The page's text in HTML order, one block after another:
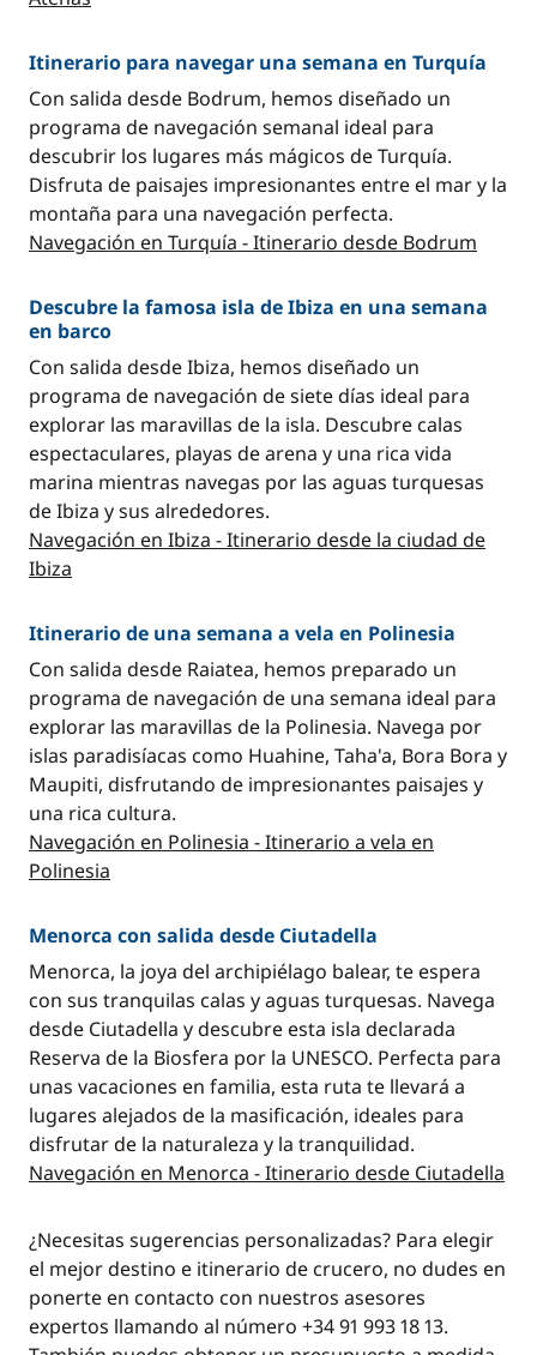
Itinerario para navegar una semana en Turquía
Con salida desde Bodrum, hemos diseñado un
programa de navegación semanal ideal para
descubrir los lugares más mágicos de Turquía.
Disfruta de paisajes impresionantes entre el mar y la
montaña para una navegación perfecta.
Navegación en Turquía - Itinerario desde Bodrum
Descubre la famosa isla de Ibiza en una semana
en barco
Con salida desde Ibiza, hemos diseñado un
programa de navegación de siete días ideal para
explorar las maravillas de la isla. Descubre calas
espectaculares, playas de arena y una rica vida
marina mientras navegas por las aguas turquesas
de Ibiza y sus alrededores.
Navegación en Ibiza - Itinerario desde la ciudad de
Ibiza
Itinerario de una semana a vela en Polinesia
Con salida desde Raiatea, hemos preparado un
programa de navegación de una semana ideal para
explorar las maravillas de la Polinesia. Navega por
islas paradisíacas como Huahine, Taha'a, Bora Bora y
Maupiti, disfrutando de impresionantes paisajes y
una rica cultura.
Navegación en Polinesia - Itinerario a vela en
Polinesia
Menorca con salida desde Ciutadella
Menorca, la joya del archipiélago balear, te espera
con sus tranquilas calas y aguas turquesas. Navega
desde Ciutadella y descubre esta isla declarada
Reserva de la Biosfera por la UNESCO. Perfecta para
unas vacaciones en familia, esta ruta te llevará a
lugares alejados de la masificación, ideales para
disfrutar de la naturaleza y la tranquilidad.
Navegación en Menorca - Itinerario desde Ciutadella
¿Necesitas sugerencias personalizadas? Para elegir
el mejor destino e itinerario de crucero, no dudes en
ponerte en contacto con nuestros asesores
expertos llamando al número +34 91 993 18 13.